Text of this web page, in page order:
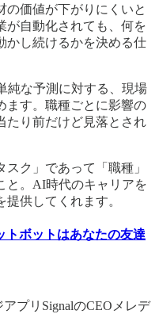
の価値が下がりにくいと
が自動化されても、何を
かし続けるかを決める仕
純な予測に対する、現場
ます。職種ごとに影響の
たり前だけど見落とされ
ク」であって「職種」
と。AI時代のキャリアを
供してくれます。
トボットはあなたの友達
プリSignalのCEOメレデ